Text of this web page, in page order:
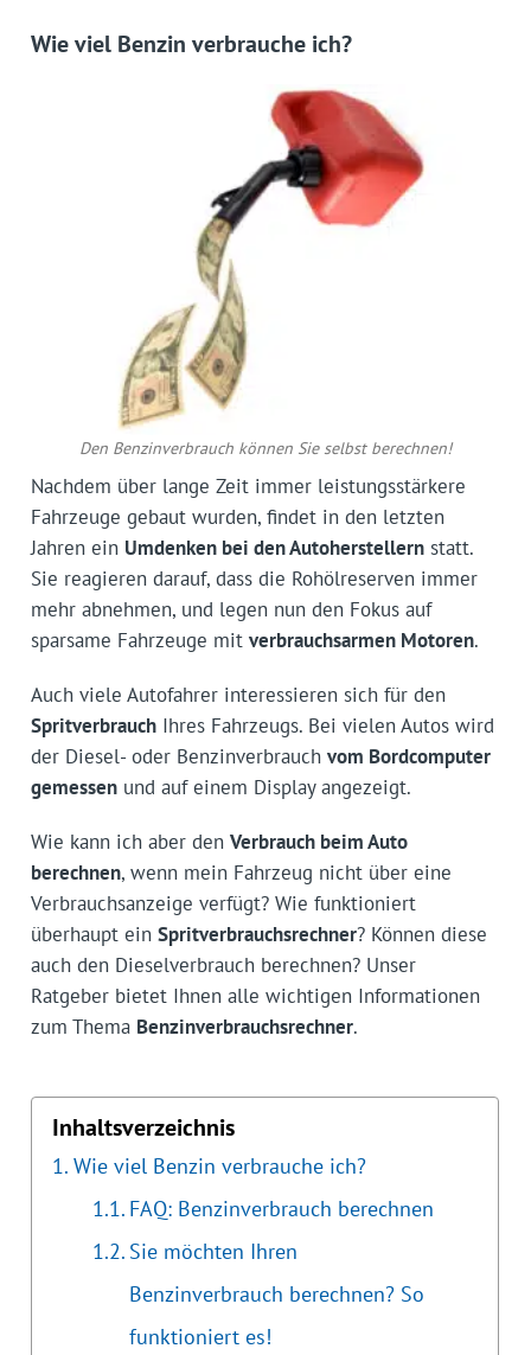
Wie viel Benzin verbrauche ich?
Den Benzinverbrauch können Sie selbst berechnen!
Nachdem über lange Zeit immer leistungsstärkere
Fahrzeuge gebaut wurden, findet in den letzten
Jahren ein Umdenken bei den Autoherstellernstatt.
Sie reagieren darauf, dass die Rohölreserven immer
mehr abnehmen, und legen nun den Fokus auf
sparsame Fahrzeuge mit verbrauchsarmen Motoren.
Auch viele Autofahrer interessieren sich für den
SpritverbrauchIhres Fahrzeugs. Bei vielen Autos wird
der Diesel- oder Benzinverbrauch vom Bordcomputer
gemessenund auf einem Display angezeigt.
Wie kann ich aber den Verbrauch beim Auto
berechnen, wenn mein Fahrzeug nicht über eine
Verbrauchsanzeige verfügt? Wie funktioniert
überhaupt ein Spritverbrauchsrechner? Können diese
auch den Dieselverbrauch berechnen? Unser
Ratgeber bietet Ihnen alle wichtigen Informationen
zum Thema Benzinverbrauchsrechner.
Inhaltsverzeichnis
Wie viel Benzin verbrauche ich?
FAQ: Benzinverbrauch berechnen
Sie möchten Ihren
Benzinverbrauch berechnen? So
funktioniert es!